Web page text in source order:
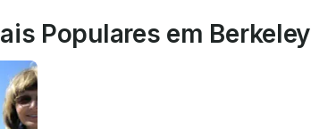
Populares em Berkeley